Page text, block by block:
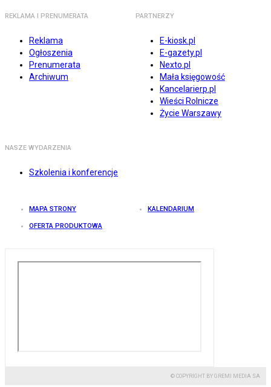
REKLAMA I PRENUMERATA
Reklama
Ogłoszenia
Prenumerata
Archiwum
PARTNERZY
E-kiosk.pl
E-gazety.pl
Nexto.pl
Mała księgowość
Kancelarierp.pl
Wieści Rolnicze
Życie Warszawy
NASZE WYDARZENIA
Szkolenia i konferencje
MAPA STRONY KALENDARIUM
OFERTA PRODUKTOWA
© COPYRIGHT BY GREMI MEDIA SA